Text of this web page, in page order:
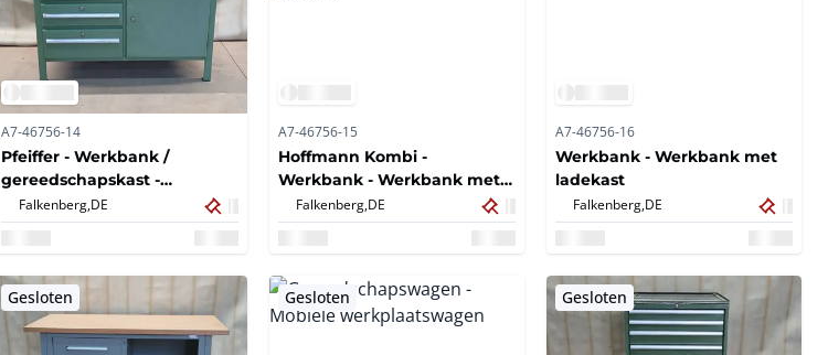
A7-46756-14
Pfeiffer - Werkbank /
gereedschapskast -
Werkbankkast met lades
Falkenberg,DE
A7-46756-15
Hoffmann Kombi -
Werkbank - Werkbank met
ladekast
Falkenberg,DE
A7-46756-16
Werkbank - Werkbank met
ladekast
Falkenberg,DE
Gesloten Gesloten Gesloten